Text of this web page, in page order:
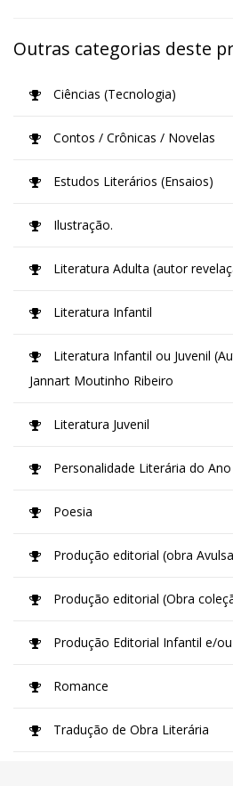
Outras categorias deste
Ciências (Tecnologia)
Contos / Crônicas / Novelas
Estudos Literários (Ensaios)
Ilustração.
Literatura Adulta (autor
Literatura Infantil
Literatura Infantil ou Juvenil
Jannart Moutinho Ribeiro
Literatura Juvenil
Personalidade Literária do Ano
Poesia
Produção editorial (obra
Produção editorial (Obra
Produção Editorial Infantil e/ou
Romance
Tradução de Obra Literária